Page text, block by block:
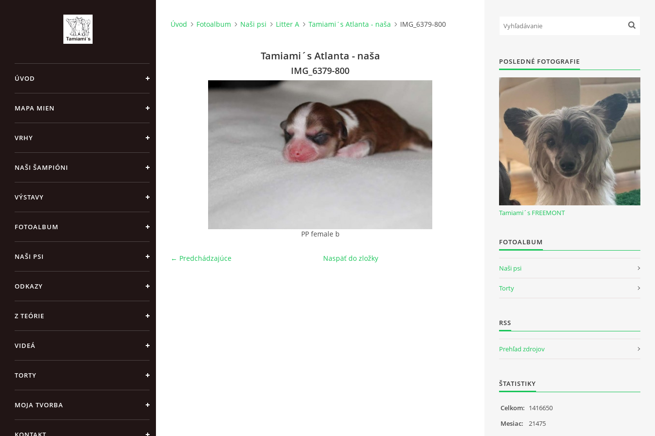
ÚVOD
MAPA MIEN
VRHY
NAŠI ŠAMPIÓNI
VÝSTAVY
FOTOALBUM
NAŠI PSI
ODKAZY
Z TEÓRIE
VIDEÁ
TORTY
MOJA TVORBA
Úvod Fotoalbum Naši psi Litter A Tamiami´s Atlanta - naša IMG_6379-800
Tamiami´s Atlanta - naša
IMG_6379-800
PP female b
← Predchádzajúce Naspäť do zložky
POSLEDNÉ FOTOGRAFIE
Tamiami´s FREEMONT
FOTOALBUM
Naši psi
Torty
RSS
Prehľad zdrojov
ŠTATISTIKY
Celkom: 1416650
Mesiac:
21475